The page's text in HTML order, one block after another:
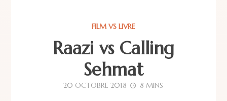
FILM VS LIVRE
Raazi vs Calling
Sehmat
20 OCTOBRE 2018 8 MINS